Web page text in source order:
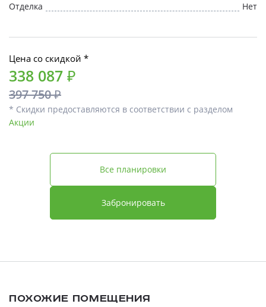
Отделка
Нет
Цена со скидкой *
338 087 ₽
397 750 ₽
* Скидки предоставляются в соответствии с разделом
Акции
Забронировать
Все планировки
Похожие помещения